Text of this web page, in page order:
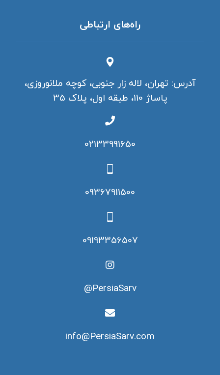
راه‌های ارتباطی
آدرس: تهران، لاله زار جنوبی، کوچه ملانوروزی،
پاساژ 110، طبقه اول، پلاک 35
02133991650
09367911500
09193356507
PersiaSarv@
info@PersiaSarv.com